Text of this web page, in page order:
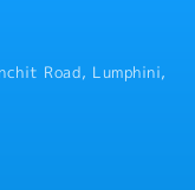
Road, Lumphini,